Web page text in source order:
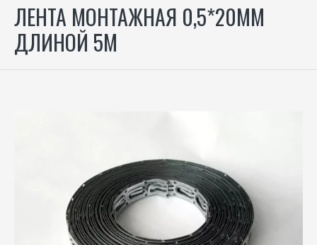
ЛЕНТА МОНТАЖНАЯ 0,5*20ММ
ДЛИНОЙ 5М